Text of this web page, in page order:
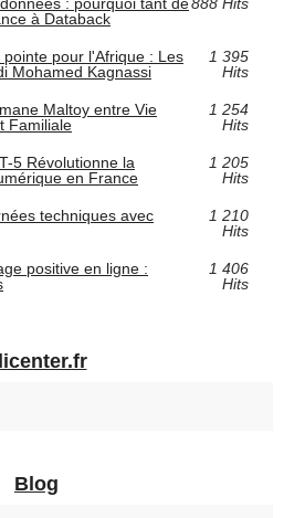
: pourquoi tant de
à Databack
888 Hits
pour l'Afrique : Les
Mohamed Kagnassi
1 395
Hits
Maltoy entre Vie
Familiale
1 254
Hits
5 Révolutionne la
en France
1 205
Hits
techniques avec
1 210
Hits
positive en ligne :
1 406
Hits
Blog